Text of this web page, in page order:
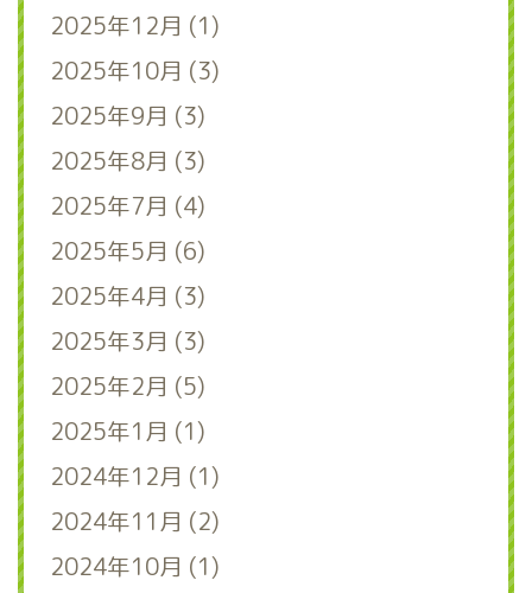
2025年12月 (1)
2025年10月 (3)
2025年9月 (3)
2025年8月 (3)
2025年7月 (4)
2025年5月 (6)
2025年4月 (3)
2025年3月 (3)
2025年2月 (5)
2025年1月 (1)
2024年12月 (1)
2024年11月 (2)
2024年10月 (1)